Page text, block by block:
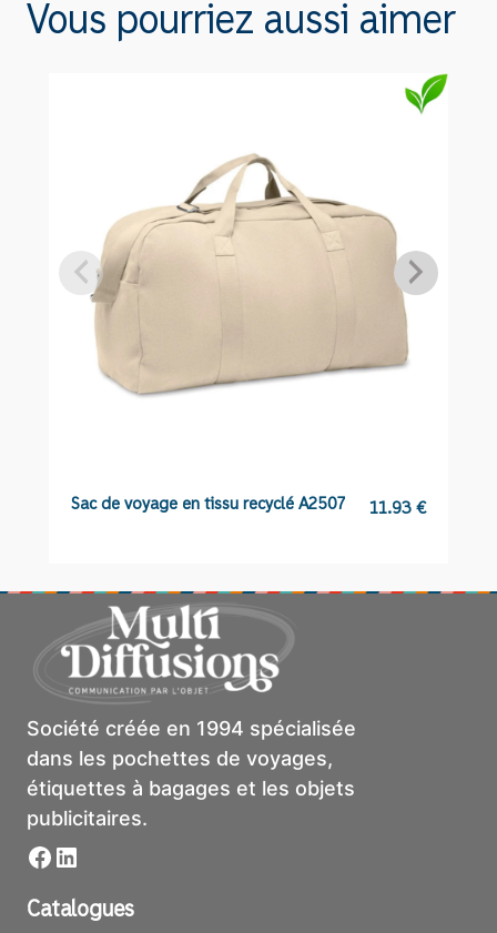
jute
Vous pourriez aussi aimer
Sac de voyage en tissu recyclé A2507 11.93€
Société créée en 1994 spécialisée
dans les pochettes de voyages,
étiquettes à bagages et les objets
publicitaires.
Facebook
LinkedIn
Catalogues